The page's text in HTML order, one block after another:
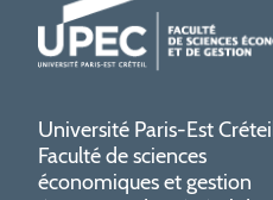
Université Paris-Est
Faculté de sciences
économiques et gestion